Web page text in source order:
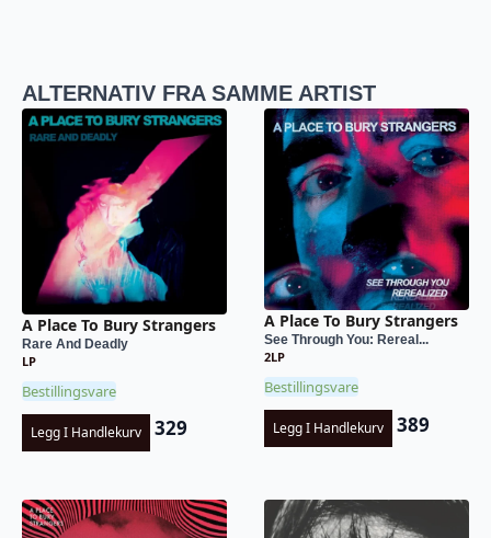
ALTERNATIV FRA SAMME ARTIST
A Place To Bury Strangers
Rare And Deadly
LP
Bestillingsvare
Legg I Handlekurv 329
A Place To Bury Strangers
See Through You: Rereal...
2LP
Bestillingsvare
Legg I Handlekurv 389